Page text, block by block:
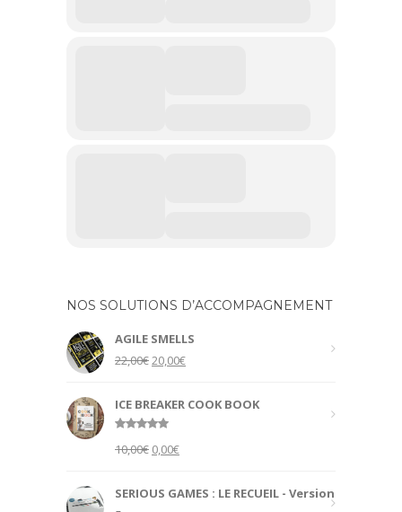
NOS SOLUTIONS D’ACCOMPAGNEMENT
AGILE SMELLS
22,00€ Original
was:
22,00€.
20,00€Current
is:
ICE BREAKER COOK BOOK
out of 5
10,00€ Original
was:
0,00€Current
is:
SERIOUS GAMES : LE RECUEIL - Version